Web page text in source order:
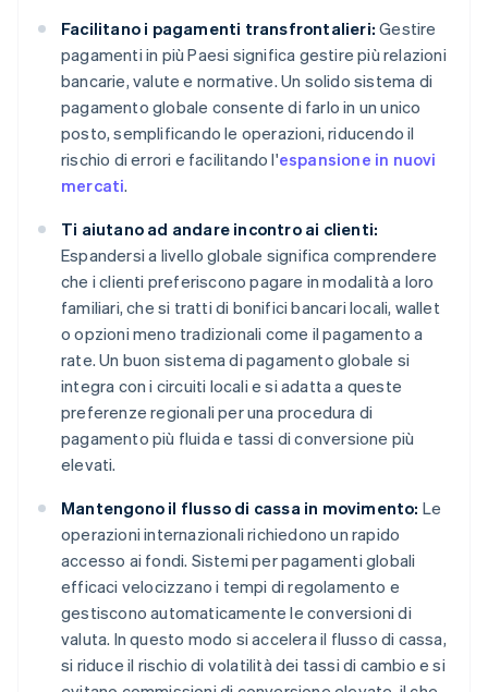
Facilitano i pagamenti transfrontalieri: Gestire
pagamenti in più Paesi significa gestire più relazioni
bancarie, valute e normative. Un solido sistema di
pagamento globale consente di farlo in un unico
posto, semplificando le operazioni, riducendo il
rischio di errori e facilitando l'espansione in nuovi
mercati.
Ti aiutano ad andare incontro ai clienti:
Espandersi a livello globale significa comprendere
che i clienti preferiscono pagare in modalità a loro
familiari, che si tratti di bonifici bancari locali, wallet
o opzioni meno tradizionali come il pagamento a
rate. Un buon sistema di pagamento globale si
integra con i circuiti locali e si adatta a queste
preferenze regionali per una procedura di
pagamento più fluida e tassi di conversione più
elevati.
Mantengono il flusso di cassa in movimento: Le
operazioni internazionali richiedono un rapido
accesso ai fondi. Sistemi per pagamenti globali
efficaci velocizzano i tempi di regolamento e
gestiscono automaticamente le conversioni di
valuta. In questo modo si accelera il flusso di cassa,
si riduce il rischio di volatilità dei tassi di cambio e si